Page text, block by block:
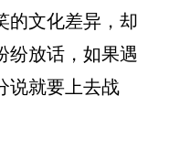
的文化差异，却
纷放话，如果遇
说就要上去战